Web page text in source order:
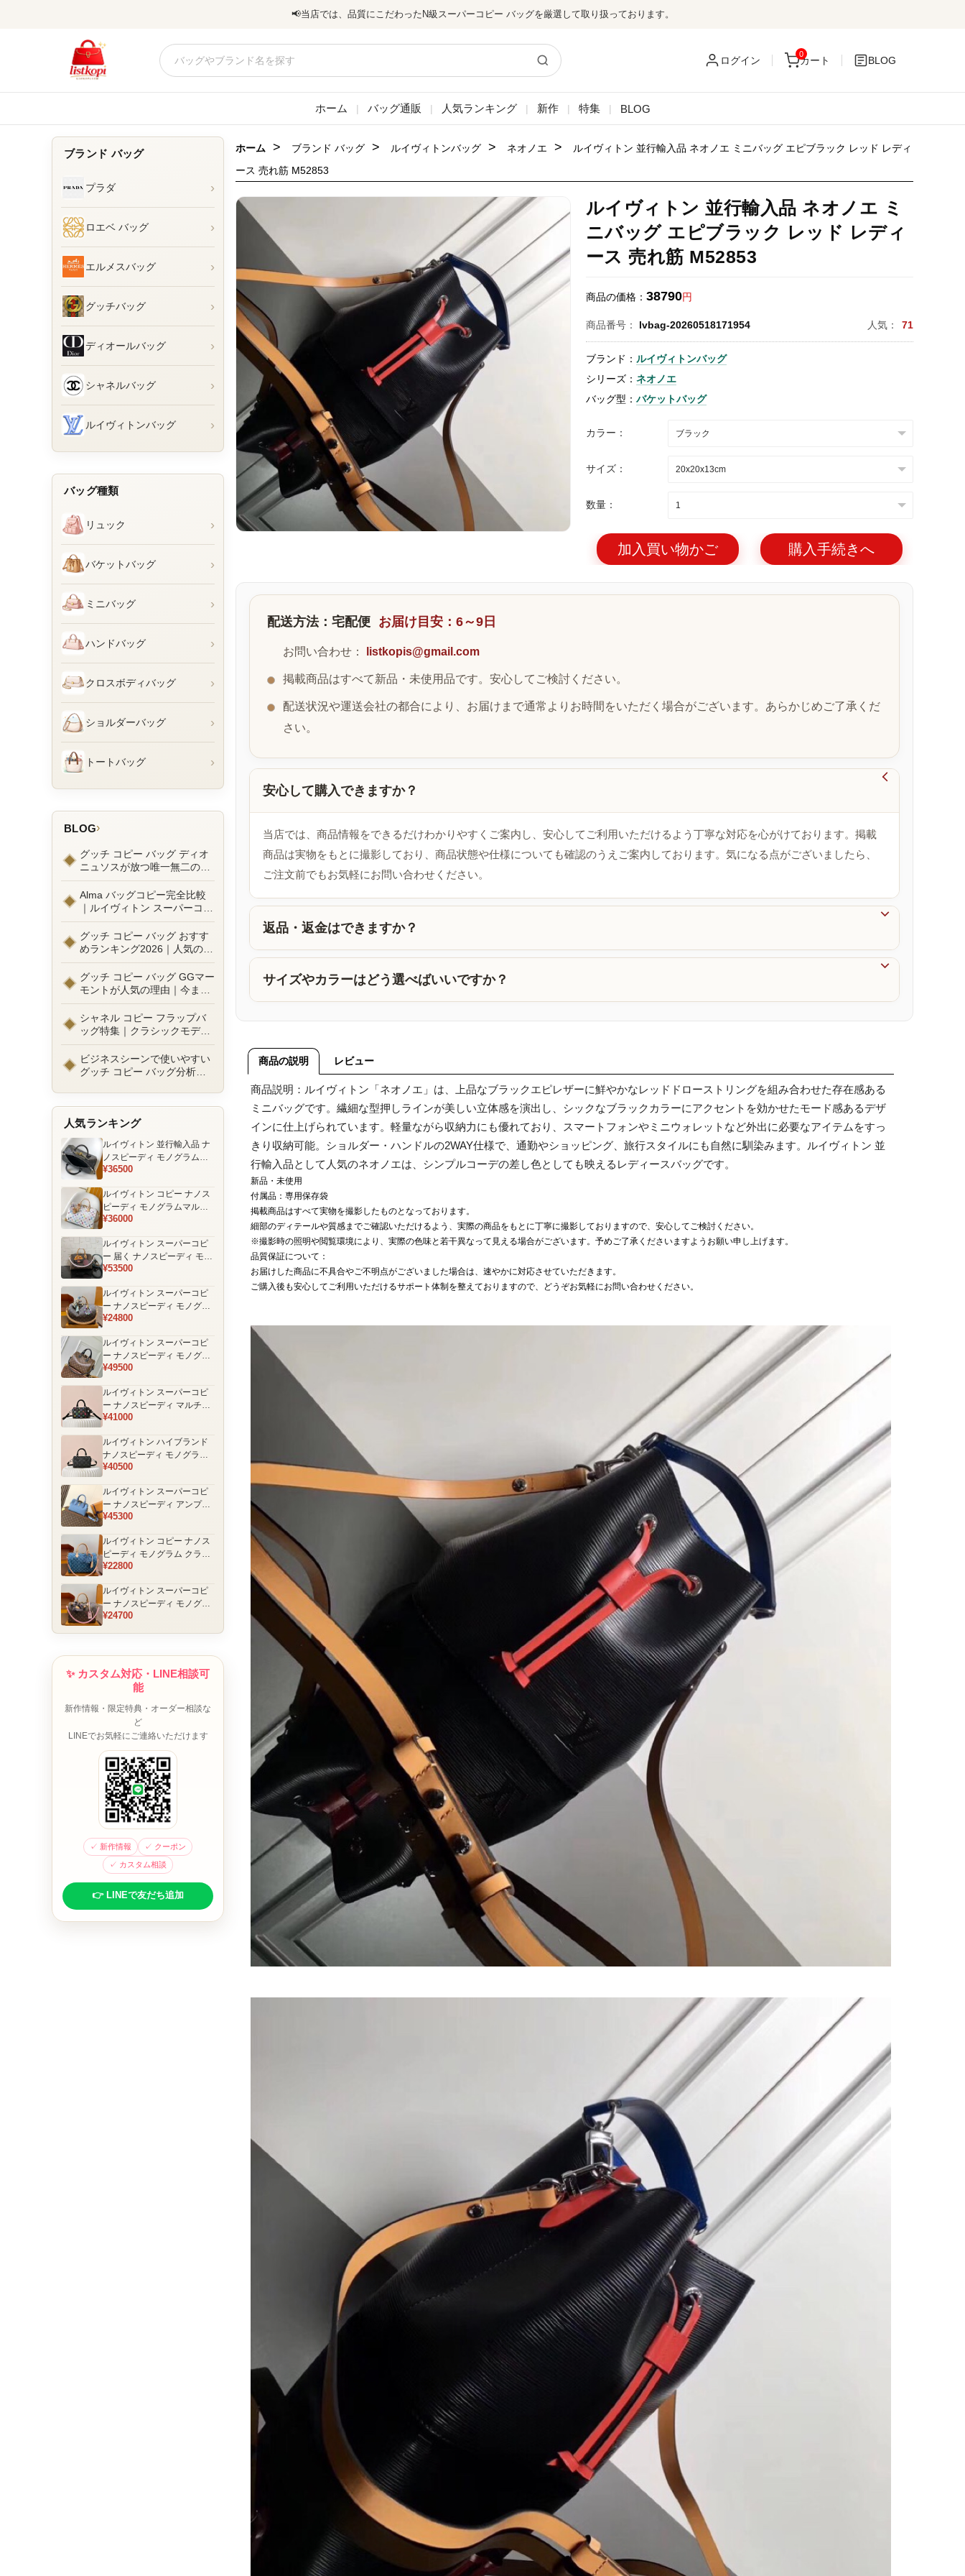
📢当店では、品質にこだわったN級スーパーコピー バッグを厳選して取り扱っております。
ログイン
0
カート BLOG
ホーム | バッグ通販 | 人気ランキング | 新作 | 特集 | BLOG
ブランド バッグ
プラダ ›
ロエベ バッグ ›
エルメスバッグ ›
グッチバッグ ›
ディオールバッグ ›
シャネルバッグ ›
ルイヴィトンバッグ ›
バッグ種類
リュック ›
バケットバッグ ›
ミニバッグ ›
ハンドバッグ ›
クロスボディバッグ ›
ショルダーバッグ ›
トートバッグ ›
BLOG›
グッチ コピー バッグ ディオ
ニュソスが放つ唯一無二の魅
力とは？新作ラインナップ徹
底ガイドとリアルコーデ例
Alma バッグコピー完全比較
｜ルイヴィトン スーパーコピ
ーで叶えるエレガントな日常
グッチ コピー バッグ おすす
めランキング2026｜人気の
GGマーモントから定番モデ
ルまで徹底比較！コピーバッ
グ通販の選び方
グッチ コピー バッグ GGマー
モントが人気の理由｜今また
選ばれる定番ラグジュアリー
バッグとは
シャネル コピー フラップバ
ッグ特集｜クラシックモデル
の魅力と永遠に愛される理由
ビジネスシーンで使いやすい
グッチ コピー バッグ分析｜
人気ランキング
ルイヴィトン 並行輸入品 ナ
ノスピーディ モノグラムエ
クリプス ブラック チェーン
¥36500
ルイヴィトン コピー ナノス
ピーディ モノグラムマルチ
カラー ホワイト ゴールド金
バッグ
¥36000
ルイヴィトン スーパーコピ
ー 届く ナノスピーディ モノ
グラム ポーチ付き ミニボス
品
¥53500
ルイヴィトン スーパーコピ
ー ナノスピーディ モノグラ
ム 編み込みストラップ ミニ
気モデル
¥24800
ルイヴィトン スーパーコピ
ー ナノスピーディ モノグラ
ム ブラックハンドル 2WAY
¥49500
ルイヴィトン スーパーコピ
ー ナノスピーディ マルチカ
ラーモノグラム ミニボスト
ス
¥41000
ルイヴィトン ハイブランド
ナノスピーディ モノグラム
シャドウ 2WAYミニバッグ
¥40500
ルイヴィトン スーパーコピ
ー ナノスピーディ アンプラ
ントレザー ミニボストンバ
すめ
¥45300
ルイヴィトン コピー ナノス
ピーディ モノグラム クラシ
ックデザイン ミニボストン
¥22800
ルイヴィトン スーパーコピ
ー ナノスピーディ モノグラ
ム チャーム装飾 ミニボスト
¥24700
✨ カスタム対応・LINE相談可
能
新作情報・限定特典・オーダー相談な
ど
LINEでお気軽にご連絡いただけます
✓ 新作情報 ✓ クーポン
✓ カスタム相談
👉 LINEで友だち追加
ホーム > ブランド バッグ > ルイヴィトンバッグ > ネオノエ >
ルイヴィトン 並行輸入品 ネオノエ ミニバッグ エピブラック レッド レディ
ース 売れ筋 M52853
ルイヴィトン 並行輸入品 ネオノエ ミ
ニバッグ エピブラック レッド レディ
ース 売れ筋 M52853
商品の価格： 38790円
商品番号： lvbag-20260518171954 人気： 71
ブランド： ルイヴィトンバッグ
シリーズ： ネオノエ
バッグ型： バケットバッグ
カラー：
サイズ：
数量：
加入買い物かご 購入手続きへ
配送方法：宅配便 お届け目安：6～9日
お問い合わせ： listkopis@gmail.com
掲載商品はすべて新品・未使用品です。安心してご検討ください。
配送状況や運送会社の都合により、お届けまで通常よりお時間をいただく場合がございます。あらかじめご了承くだ
さい。
安心して購入できますか？

当店では、商品情報をできるだけわかりやすくご案内し、安心してご利用いただけるよう丁寧な対応を心がけております。掲載
商品は実物をもとに撮影しており、商品状態や仕様についても確認のうえご案内しております。気になる点がございましたら、
ご注文前でもお気軽にお問い合わせください。
返品・返金はできますか？

サイズやカラーはどう選べばいいですか？

商品の説明 レビュー
商品説明：ルイヴィトン「ネオノエ」は、上品なブラックエピレザーに鮮やかなレッドドローストリングを組み合わせた存在感ある
ミニバッグです。繊細な型押しラインが美しい立体感を演出し、シックなブラックカラーにアクセントを効かせたモード感あるデザ
インに仕上げられています。軽量ながら収納力にも優れており、スマートフォンやミニウォレットなど外出に必要なアイテムをすっ
きり収納可能。ショルダー・ハンドルの2WAY仕様で、通勤やショッピング、旅行スタイルにも自然に馴染みます。ルイヴィトン 並
行輸入品として人気のネオノエは、シンプルコーデの差し色としても映えるレディースバッグです。
新品・未使用
付属品：専用保存袋
掲載商品はすべて実物を撮影したものとなっております。
細部のディテールや質感までご確認いただけるよう、実際の商品をもとに丁寧に撮影しておりますので、安心してご検討ください。
※撮影時の照明や閲覧環境により、実際の色味と若干異なって見える場合がございます。予めご了承くださいますようお願い申し上げます。
品質保証について：
お届けした商品に不具合やご不明点がございました場合は、速やかに対応させていただきます。
ご購入後も安心してご利用いただけるサポート体制を整えておりますので、どうぞお気軽にお問い合わせください。